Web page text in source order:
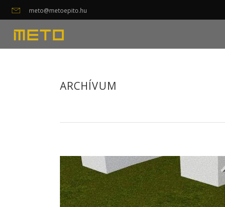
meto@metoepito.hu
ARCHÍVUM